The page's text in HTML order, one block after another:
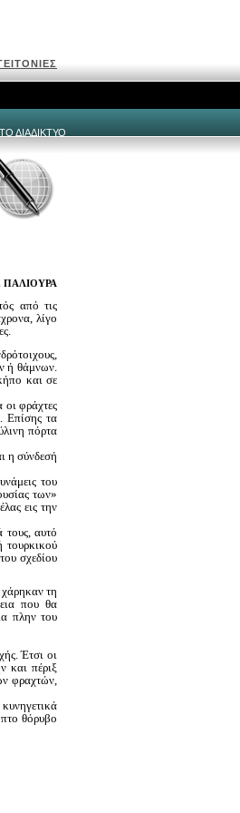
ΔΙΑΔΙΚΤΥΟ
ΠΑΛΙΟΥΡΑ
από τις
λίγο
ή θάμνων.
και σε
φράχτες
Επίσης τα
πόρτα
η σύνδεσή
του
των»
εις την
τους, αυτό
σχεδίου
τη
που θα
πλην του
Έτσι οι
και πέριξ
φραχτών,
θόρυβο